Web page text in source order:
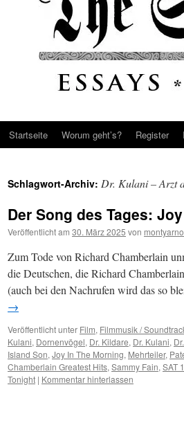
Startseite Worum geht’s? Register
Schlagwort-Archiv: Dr. Kulani – Arzt
Der Song des Tages:
Veröffentlicht am 30. März 2025 von
Zum Tode von Richard Chamberlain
die Deutschen, die Richard
(auch bei den Nachrufen wird das so
→
Veröffentlicht unter Film, Filmmusik /
Kulani, Dornenvögel, Dr. Kildare, Dr. Kulani,
Island Son, Joy In The Morning, Mehrteiler,
Chamberlain Greatest Hits, Sammy Fain, SAT 1
Tonight | Kommentar hinterlassen